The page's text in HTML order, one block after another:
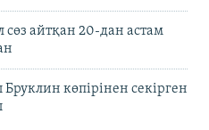
сөз айтқан 20-дан астам
көпірінен секірген